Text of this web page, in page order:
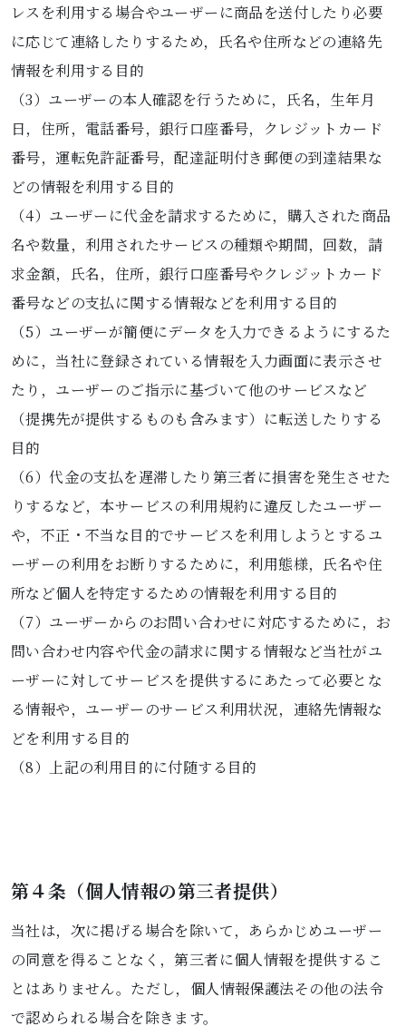
レスを利用する場合やユーザーに商品を送付したり必要
に応じて連絡したりするため，氏名や住所などの連絡先
情報を利用する目的
（3）ユーザーの本人確認を行うために，氏名，生年月
日，住所，電話番号，銀行口座番号，クレジットカード
番号，運転免許証番号，配達証明付き郵便の到達結果な
どの情報を利用する目的
（4）ユーザーに代金を請求するために，購入された商品
名や数量，利用されたサービスの種類や期間，回数，請
求金額，氏名，住所，銀行口座番号やクレジットカード
番号などの支払に関する情報などを利用する目的
（5）ユーザーが簡便にデータを入力できるようにするた
めに，当社に登録されている情報を入力画面に表示させ
たり，ユーザーのご指示に基づいて他のサービスなど
（提携先が提供するものも含みます）に転送したりする
目的
（6）代金の支払を遅滞したり第三者に損害を発生させた
りするなど，本サービスの利用規約に違反したユーザー
や，不正・不当な目的でサービスを利用しようとするユ
ーザーの利用をお断りするために，利用態様，氏名や住
所など個人を特定するための情報を利用する目的
（7）ユーザーからのお問い合わせに対応するために，お
問い合わせ内容や代金の請求に関する情報など当社がユ
ーザーに対してサービスを提供するにあたって必要とな
る情報や，ユーザーのサービス利用状況，連絡先情報な
どを利用する目的
（8）上記の利用目的に付随する目的
第４条（個人情報の第三者提供）
当社は，次に掲げる場合を除いて，あらかじめユーザー
の同意を得ることなく，第三者に個人情報を提供するこ
とはありません。ただし，個人情報保護法その他の法令
で認められる場合を除きます。